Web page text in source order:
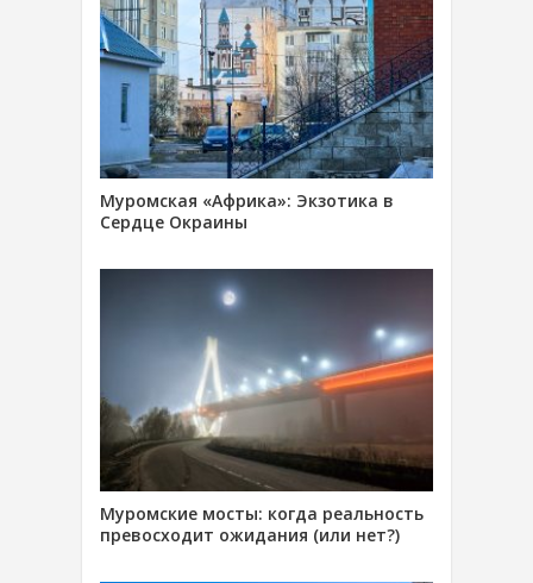
Муромская «Африка»: Экзотика в
Сердце Окраины
Муромские мосты: когда реальность
превосходит ожидания (или нет?)